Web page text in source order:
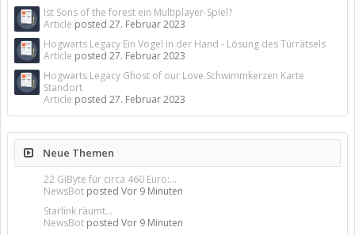
Ist Sons of the forest ein Multiplayer-Spiel?
Article posted 27. Februar 2023
Hogwarts Legacy Ein Vogel in der Hand - Lösung des Türrätsels
Article posted 27. Februar 2023
Hogwarts Legacy Ghost of our Love Schwimmkerzen Karte
Standort
Article posted 27. Februar 2023
Neue Themen
22 GiByte für circa 460 Euro:...
NewsBot posted Vor 9 Minuten
Starlink räumt...
NewsBot posted Vor 9 Minuten